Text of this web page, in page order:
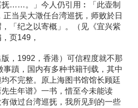
抚……。」今人仍引用︰「此壶制
当吴大澂任台湾巡抚，师败於日
「纪之以寄概」。（见《宜兴紫
页149，
，1992，香港）可信程度就不那
事蹟，国内有多种书籍刊载，其中
不完整。原上海图书馆馆长顾廷
生年谱》一书，惜至今未能读
做过台湾巡抚，我所见到的一些